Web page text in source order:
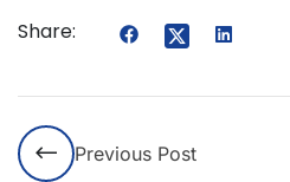
Share:
Previous Post